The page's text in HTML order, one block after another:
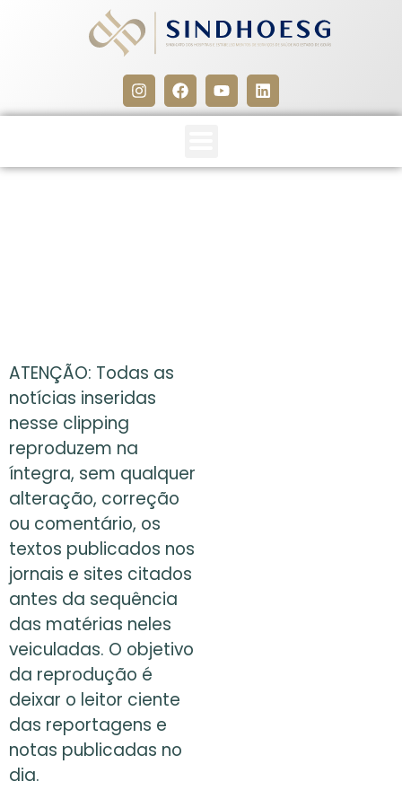
ATENÇÃO: Todas as
notícias inseridas
nesse clipping
reproduzem na
íntegra, sem qualquer
alteração, correção
ou comentário, os
textos publicados nos
jornais e sites citados
antes da sequência
das matérias neles
veiculadas. O objetivo
da reprodução é
deixar o leitor ciente
das reportagens e
notas publicadas no
dia.